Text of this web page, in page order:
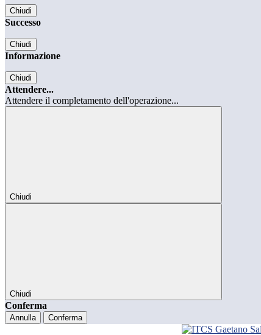
Chiudi
Successo
Chiudi
Informazione
Chiudi
Attendere...
Attendere il completamento dell'operazione...
Chiudi
Chiudi
Conferma
Annulla Conferma